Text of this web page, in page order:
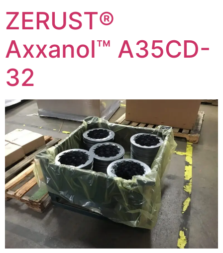
ZERUST®
Axxanol™ A35CD-
32